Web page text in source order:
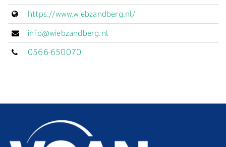
https://www.wiebzandberg.nl/
info@wiebzandberg.nl
0566-650070